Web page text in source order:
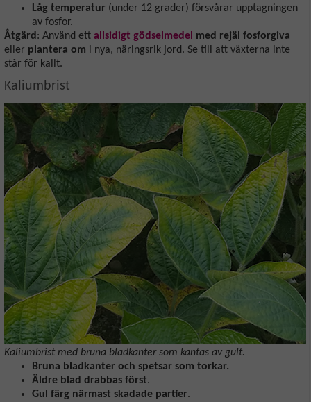
Låg temperatur (under 12 grader) försvårar upptagningen
av fosfor.
Åtgärd : Använd ett allsidigt gödselmedel med rejäl fosforgiva
eller plantera om i nya, näringsrik jord. Se till att växterna inte
står för kallt.
Kaliumbrist
Kaliumbrist med bruna bladkanter som kantas av gult.
Bruna bladkanter och spetsar som torkar.
Äldre blad drabbas först.
Gul färg närmast skadade partier.